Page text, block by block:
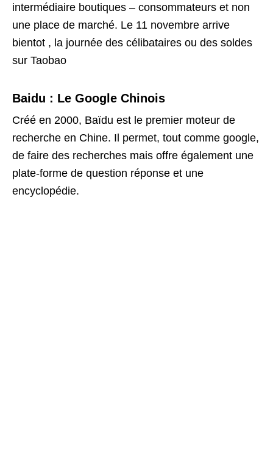
intermédiaire boutiques – consommateurs et non
une place de marché. Le 11 novembre arrive
bientot , la journée des célibataires ou des soldes
sur Taobao
Baidu : Le Google Chinois
Créé en 2000, Baïdu est le premier moteur de
recherche en Chine. Il permet, tout comme google,
de faire des recherches mais offre également une
plate-forme de question réponse et une
encyclopédie.